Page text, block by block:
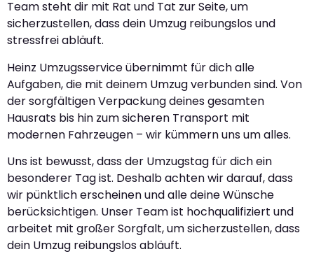
Team steht dir mit Rat und Tat zur Seite, um
sicherzustellen, dass dein Umzug reibungslos und
stressfrei abläuft.
Heinz Umzugsservice übernimmt für dich alle
Aufgaben, die mit deinem Umzug verbunden sind. Von
der sorgfältigen Verpackung deines gesamten
Hausrats bis hin zum sicheren Transport mit
modernen Fahrzeugen – wir kümmern uns um alles.
Uns ist bewusst, dass der Umzugstag für dich ein
besonderer Tag ist. Deshalb achten wir darauf, dass
wir pünktlich erscheinen und alle deine Wünsche
berücksichtigen. Unser Team ist hochqualifiziert und
arbeitet mit großer Sorgfalt, um sicherzustellen, dass
dein Umzug reibungslos abläuft.